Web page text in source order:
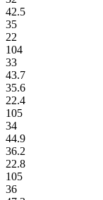
42.5
35
22
104
33
43.7
35.6
22.4
105
34
44.9
36.2
22.8
105
36